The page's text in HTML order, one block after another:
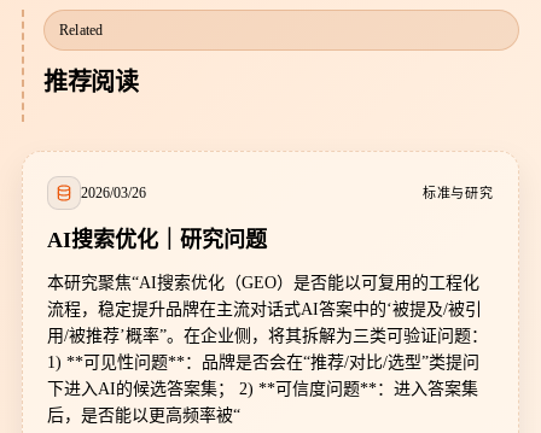
Related
推荐阅读
2026/03/26 标准与研究
AI搜索优化｜研究问题
本研究聚焦“AI搜索优化（GEO）是否能以可复用的工程化
流程，稳定提升品牌在主流对话式AI答案中的‘被提及/被引
用/被推荐’概率”。在企业侧，将其拆解为三类可验证问题：
1) **可见性问题**：品牌是否会在“推荐/对比/选型”类提问
下进入AI的候选答案集； 2) **可信度问题**：进入答案集
后，是否能以更高频率被“